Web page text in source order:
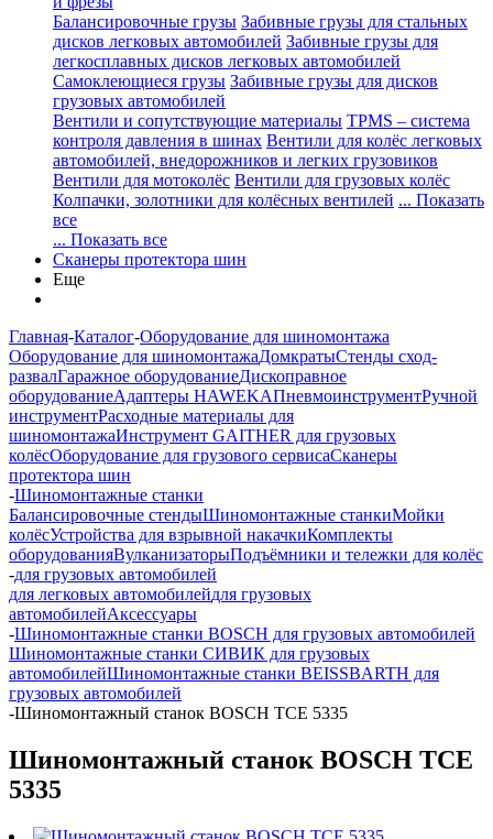
Балансировочные грузы Забивные грузы для стальных
дисков легковых автомобилей Забивные грузы для
легкосплавных дисков легковых автомобилей
Самоклеющиеся грузы Забивные грузы для дисков
грузовых автомобилей
Вентили и сопутствующие материалы TPMS – система
контроля давления в шинах Вентили для колёс легковых
автомобилей, внедорожников и легких грузовиков
Вентили для мотоколёс Вентили для грузовых колёс
Колпачки, золотники для колёсных вентилей ... Показать
все
... Показать все
Сканеры протектора шин
Еще
Главная-Каталог-Оборудование для шиномонтажа
Оборудование для шиномонтажаДомкратыСтенды сход-
развалГаражное оборудованиеДископравное
оборудованиеАдаптеры HAWEKAПневмоинструментРучной
инструментРасходные материалы для
шиномонтажаИнструмент GAITHER для грузовых
колёсОборудование для грузового сервисаСканеры
протектора шин
-Шиномонтажные станки
Балансировочные стендыШиномонтажные станкиМойки
колёсУстройства для взрывной накачкиКомплекты
оборудованияВулканизаторыПодъёмники и тележки для колёс
-для грузовых автомобилей
для легковых автомобилейдля грузовых
автомобилейАксессуары
-Шиномонтажные станки BOSCH для грузовых автомобилей
Шиномонтажные станки СИВИК для грузовых
автомобилейШиномонтажные станки BEISSBARTH для
грузовых автомобилей
-Шиномонтажный станок BOSCH TCE 5335
Шиномонтажный станок BOSCH TCE
5335